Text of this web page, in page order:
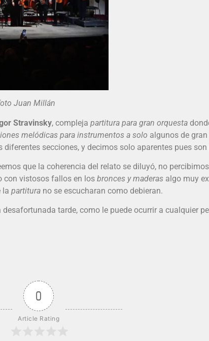
Juan Millán
Stravinsky, compleja partitura para gran orquesta
melódicas para instrumentos a solo algunos de
secciones, y decimos solo aparentes pues
que la coherencia del relato se diluyó, no
con vistosos fallos en los bronces y maderas algo muy
la partitura no se escucharan como debieran.
tarde, como le puede ocurrir a cualquier
0
Article Rating